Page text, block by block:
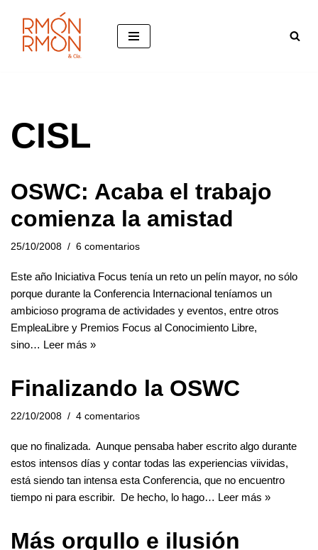
Saltar
CISL
OSWC: Acaba el trabajo
comienza la amistad
25/10/2008 6 comentarios
Este año Iniciativa Focus tenía un reto un pelín mayor, no sólo
porque durante la Conferencia Internacional teníamos un
ambicioso programa de actividades y eventos, entre otros
EmpleaLibre y Premios Focus al Conocimiento Libre,
sino… Leer más »
Finalizando la OSWC
22/10/2008 4 comentarios
que no finalizada. Aunque pensaba haber escrito algo durante
estos intensos días y contar todas las experiencias viividas,
está siendo tan intensa esta Conferencia, que no encuentro
tiempo ni para escribir. De hecho, lo hago… Leer más »
Más orgullo e ilusión